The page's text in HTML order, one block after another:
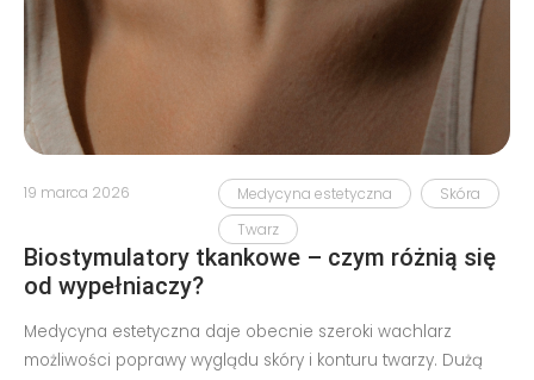
Medycyna estetyczna
Skóra
Twarz
19 marca 2026
Biostymulatory tkankowe – czym różnią się
od wypełniaczy?
Medycyna estetyczna daje obecnie szeroki wachlarz
możliwości poprawy wyglądu skóry i konturu twarzy. Dużą